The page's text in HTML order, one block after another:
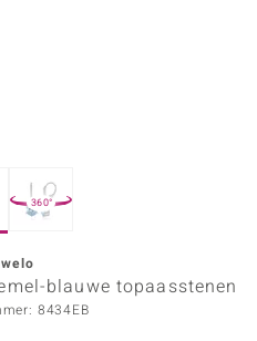
360°
blauwe topaasstenen
8434EB